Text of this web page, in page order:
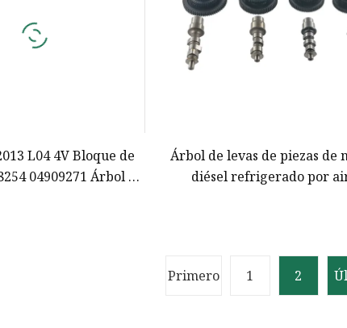
L04 4V Bloque de
04909271 Árbol de
Árbol de levas de piezas de
diésel refrigerado por
Primero 1 2